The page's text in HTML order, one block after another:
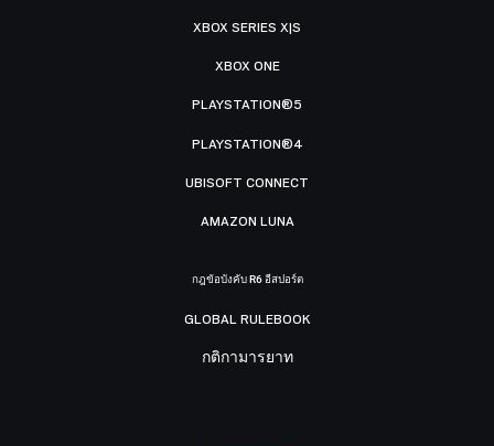
XBOX SERIES X|S
XBOX ONE
PLAYSTATION®5
PLAYSTATION®4
UBISOFT CONNECT
AMAZON LUNA
กฎข้อบังคับ R6 อีสปอร์ต
GLOBAL RULEBOOK
กติกามารยาท